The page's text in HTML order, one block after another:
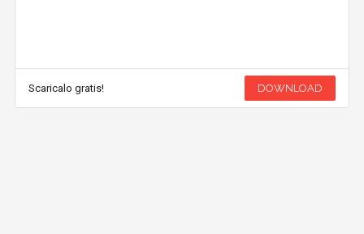
Scaricalo gratis! DOWNLOAD